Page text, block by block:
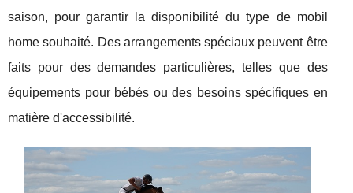
saison, pour garantir la disponibilité du type de mobil
home souhaité. Des arrangements spéciaux peuvent être
faits pour des demandes particulières, telles que des
équipements pour bébés ou des besoins spécifiques en
matière d'accessibilité.